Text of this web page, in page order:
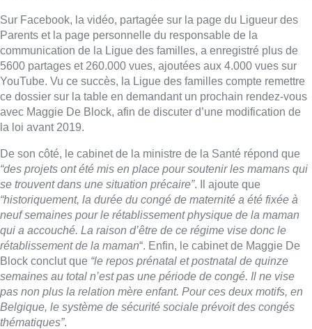
Sur Facebook, la vidéo, partagée sur la page du Ligueur des
Parents et la page personnelle du responsable de la
communication de la Ligue des familles, a enregistré plus de
5600 partages et 260.000 vues, ajoutées aux 4.000 vues sur
YouTube. Vu ce succès, la Ligue des familles compte remettre
ce dossier sur la table en demandant un prochain rendez-vous
avec Maggie De Block, afin de discuter d’une modification de
la loi avant 2019.
De son côté, le cabinet de la ministre de la Santé répond que
“des projets ont été mis en place pour soutenir les mamans qui
se trouvent dans une situation précaire”. Il ajoute que
“historiquement, la durée du congé de maternité a été fixée à
neuf semaines pour le rétablissement physique de la maman
qui a accouché. La raison d’être de ce régime vise donc le
rétablissement de la maman“. Enfin, le cabinet de Maggie De
Block conclut que “le repos prénatal et postnatal de quinze
semaines au total n’est pas une période de congé. Il ne vise
pas non plus la relation mère enfant. Pour ces deux motifs, en
Belgique, le système de sécurité sociale prévoit des congés
thématiques”.